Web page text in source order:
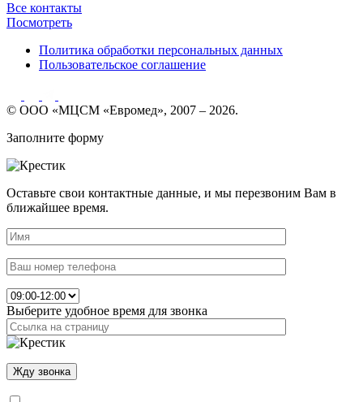
Все контакты
Посмотреть
Политика обработки персональных данных
Пользовательское соглашение
© ООО «МЦСМ «Евромед», 2007 – 2026.
Заполните форму
Оставьте свои контактные данные, и мы перезвоним Вам в
ближайшее время.
Выберите удобное время для звонка